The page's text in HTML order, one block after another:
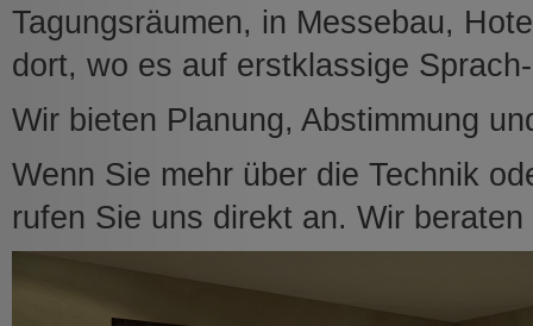
Tagungsräumen, in Messebau,
dort, wo es auf erstklassige
Wir bieten Planung, Abstimmung
Wenn Sie mehr über die Technik
rufen Sie uns direkt an. Wir